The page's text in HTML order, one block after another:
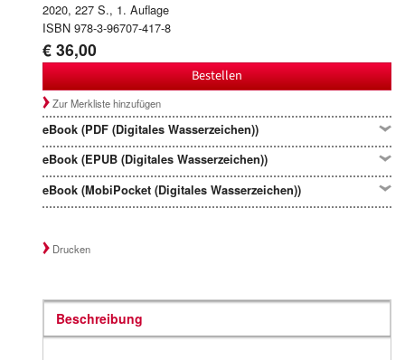
2020, 227 S., 1. Auflage
ISBN 978-3-96707-417-8
€ 36,00
Bestellen
Zur Merkliste hinzufügen
eBook (PDF (Digitales Wasserzeichen))
eBook (EPUB (Digitales Wasserzeichen))
eBook (MobiPocket (Digitales Wasserzeichen))
Drucken
Beschreibung